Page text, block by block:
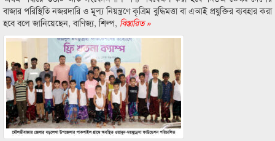
বাজার পরিস্থিতি নজরদারি ও মূল্য নিয়ন্ত্রণে কৃত্রিম বুদ্ধিমত্তা বা এআই প্রযুক্তির ব্যবহার করা
হবে বলে জানিয়েছেন, বাণিজ্য, শিল্প, বিস্তারিত »